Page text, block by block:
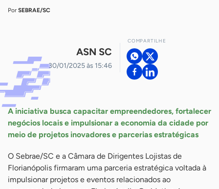
Por SEBRAE/SC
ASN SC
30/01/2025 às 15:46
COMPARTILHE
A iniciativa busca capacitar empreendedores, fortalecer
negócios locais e impulsionar a economia da cidade por
meio de projetos inovadores e parcerias estratégicas
O Sebrae/SC e a Câmara de Dirigentes Lojistas de
Florianópolis firmaram uma parceria estratégica voltada à
impulsionar projetos e eventos relacionados ao